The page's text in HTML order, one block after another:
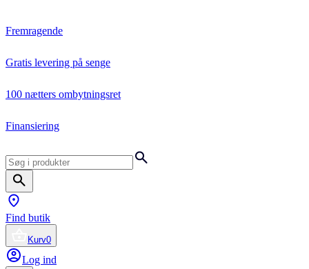
Fremragende
Gratis levering på senge
100 nætters ombytningsret
Finansiering
Find butik
Kurv0
Log ind